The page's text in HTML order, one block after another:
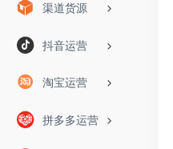
渠道货源
抖音运营
淘宝运营
拼多多运营